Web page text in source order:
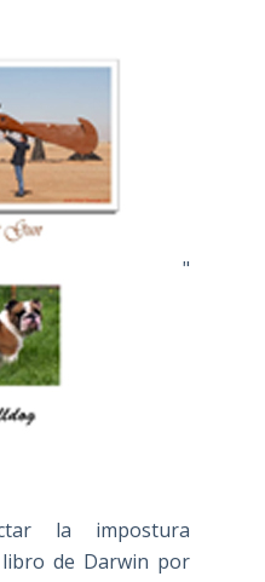
"
la impostura
libro de Darwin por